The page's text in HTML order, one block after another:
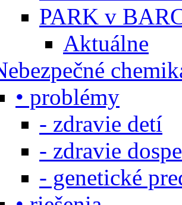
PARK v
Aktuálne
• problémy
- zdravie detí
- zdravie
- genetické